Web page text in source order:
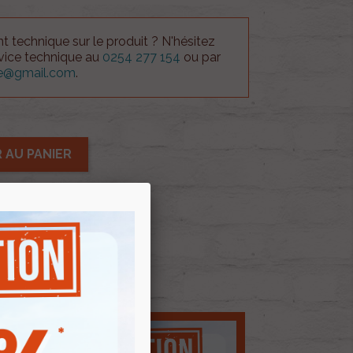
technique sur le produit ? N'hésitez
technique au 0254 277 154 ou par
.
AU PANIER
D'ENVIES